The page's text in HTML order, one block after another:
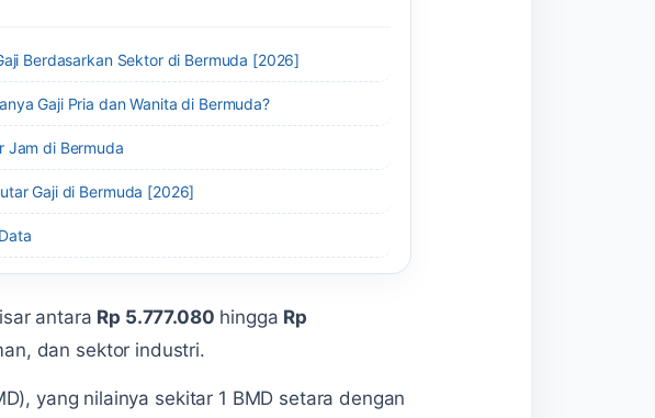
Berdasarkan Sektor di Bermuda [2026]
Gaji Pria dan Wanita di Bermuda?
Jam di Bermuda
Gaji di Bermuda [2026]
antara Rp 5.777.080 hingga Rp
dan sektor industri.
yang nilainya sekitar 1 BMD setara dengan